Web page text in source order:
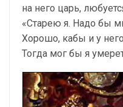
на него царь,
«Старею я. Надо бы
Хорошо, кабы и у
Тогда мог бы я